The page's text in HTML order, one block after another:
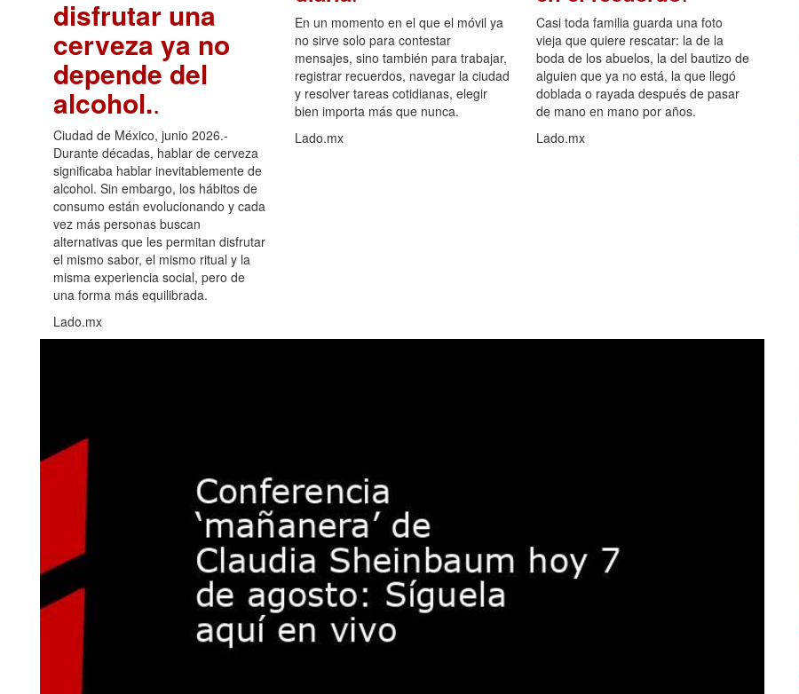
disfrutar una
cerveza ya no
depende del
alcohol..
Ciudad de México, junio 2026.-
Durante décadas, hablar de cerveza
significaba hablar inevitablemente de
alcohol. Sin embargo, los hábitos de
consumo están evolucionando y cada
vez más personas buscan
alternativas que les permitan disfrutar
el mismo sabor, el mismo ritual y la
misma experiencia social, pero de
una forma más equilibrada.
Lado.mx
En un momento en el que el móvil ya
no sirve solo para contestar
mensajes, sino también para trabajar,
registrar recuerdos, navegar la ciudad
y resolver tareas cotidianas, elegir
bien importa más que nunca.
Lado.mx
Casi toda familia guarda una foto
vieja que quiere rescatar: la de la
boda de los abuelos, la del bautizo de
alguien que ya no está, la que llegó
doblada o rayada después de pasar
de mano en mano por años.
Lado.mx